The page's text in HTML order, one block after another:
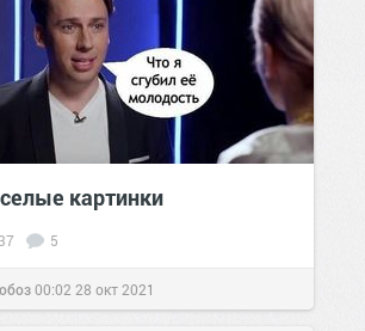
картинки
37 5
00:02 28 окт 2021